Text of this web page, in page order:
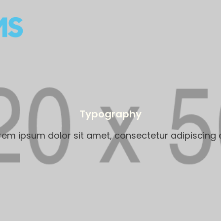
Typography
ipsum dolor sit amet, consectetur adipiscing